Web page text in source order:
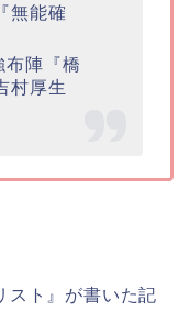
無能確
布陣『橋
村厚生
スト』が書いた記